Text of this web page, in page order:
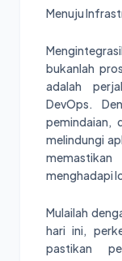
Menuju
bukanlah
adalah
DevOps.
pemindaian,
melindungi
menghadapi
Mulailah
hari ini,
pastikan